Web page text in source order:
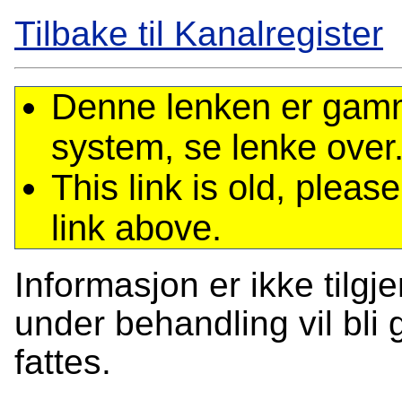
Tilbake til Kanalregister
Denne lenken er
system, se lenke
This link is old,
link above.
Informasjon er ikke
under behandling vil bli
fattes.